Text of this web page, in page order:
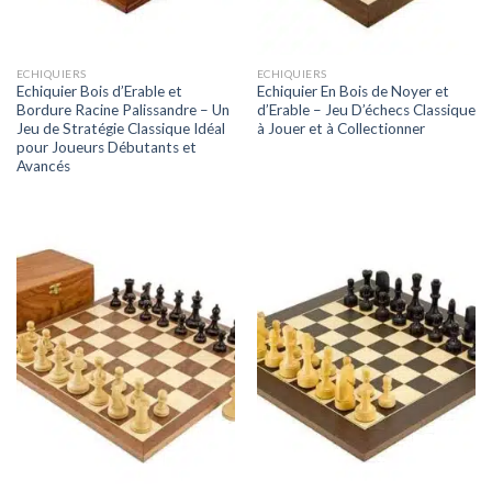
ECHIQUIERS
Echiquier Bois d’Erable et
Bordure Racine Palissandre – Un
Jeu de Stratégie Classique Idéal
pour Joueurs Débutants et
Avancés
ECHIQUIERS
Echiquier En Bois de Noyer et
d’Erable – Jeu D’échecs Classique
à Jouer et à Collectionner